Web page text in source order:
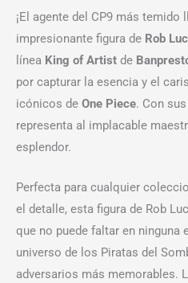
¡El agente del CP9 más
impresionante figura de Rob
línea King of Artist de
por capturar la esencia y el
icónicos de One Piece. Con
representa al implacable
esplendor.
Perfecta para cualquier
el detalle, esta figura de Rob
que no puede faltar en ninguna
universo de los Piratas del
adversarios más memorables.